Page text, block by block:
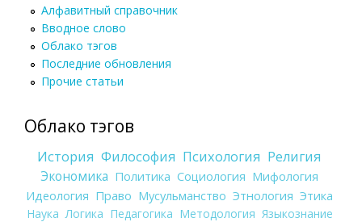
Алфавитный справочник
Вводное слово
Облако тэгов
Последние обновления
Прочие статьи
Облако тэгов
История Философия Психология Религия
Экономика Политика Социология Мифология
Идеология Право Мусульманство Этнология Этика
Наука Логика Педагогика Методология Языкознание